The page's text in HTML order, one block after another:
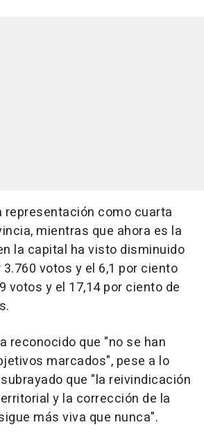
representación como cuarta
mientras que ahora es la
la capital ha visto disminuido
votos y el 6,1 por ciento
votos y el 17,14 por ciento de
reconocido que "no se han
marcados", pese a lo
que "la reivindicación
y la corrección de la
más viva que nunca".